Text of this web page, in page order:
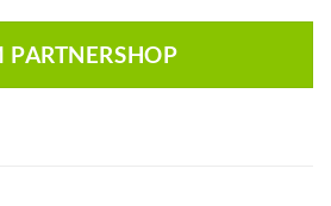
PARTNERSHOP